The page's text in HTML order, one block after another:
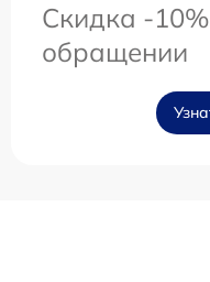
Скидка -
обращении